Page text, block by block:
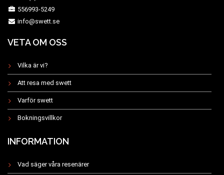
556993-5249
info@swett.se
VETA OM OSS
Vilka är vi?
Att resa med swett
Varför swett
Bokningsvillkor
INFORMATION
Vad säger våra resenärer